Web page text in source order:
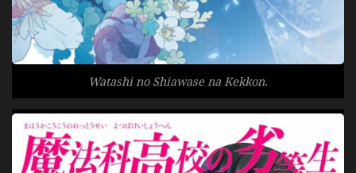
Watashi no Shiawase na Kekkon.